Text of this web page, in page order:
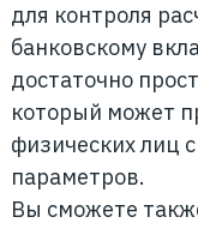
для контроля
банковскому
достаточно
который может
физических лиц
параметров.
Вы сможете